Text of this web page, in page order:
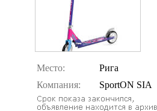
Место:
Рига
Компания:
SportON SIA